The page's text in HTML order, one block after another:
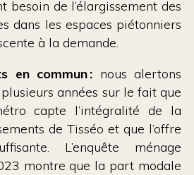
besoin de l’élargissement des
dans les espaces piétonniers
à la demande.
en commun : nous alertons
années sur le fait que
capte l’intégralité de la
de Tisséo et que l’offre
L’enquête ménage
montre que la part modale